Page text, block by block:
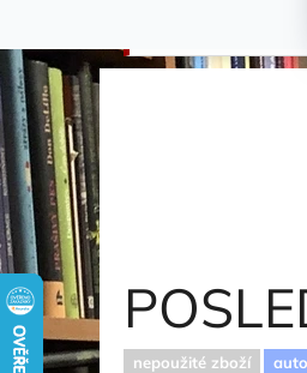
POSLEDNÍ
nepoužité zboží